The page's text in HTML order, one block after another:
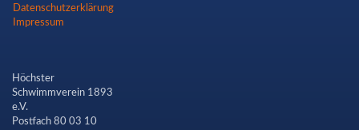
Datenschutzerklärung
Impressum
Höchster
Schwimmverein 1893
e.V.
Postfach 80 03 10